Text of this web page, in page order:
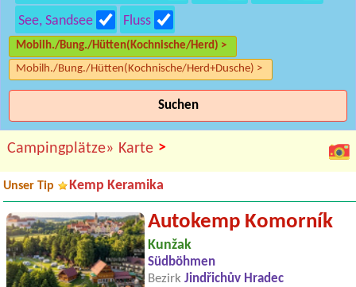
See, Sandsee
Fluss
Mobilh./Bung./Hütten(Kochnische/Herd) >
Mobilh./Bung./Hütten(Kochnische/Herd+Dusche) >
Suchen
Campingplätze» Karte >
Unser Tip Kemp Keramika
Autokemp Komorník
Kunžak
Südböhmen
Bezirk Jindřichův Hradec